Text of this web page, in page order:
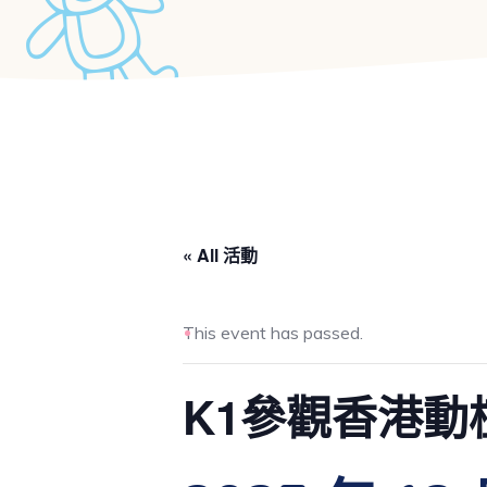
« All 活動
This event has passed.
K1參觀香港動